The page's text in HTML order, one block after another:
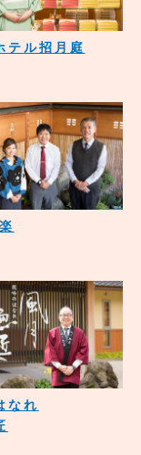
テル招月庭
なれ